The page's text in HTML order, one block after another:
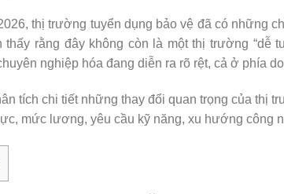
thị trường tuyển dụng bảo vệ đã có những
thấy rằng đây không còn là một thị trường “dễ
nghiệp hóa đang diễn ra rõ rệt, cả ở phía
tích chi tiết những thay đổi quan trọng của thị
mức lương, yêu cầu kỹ năng, xu hướng công